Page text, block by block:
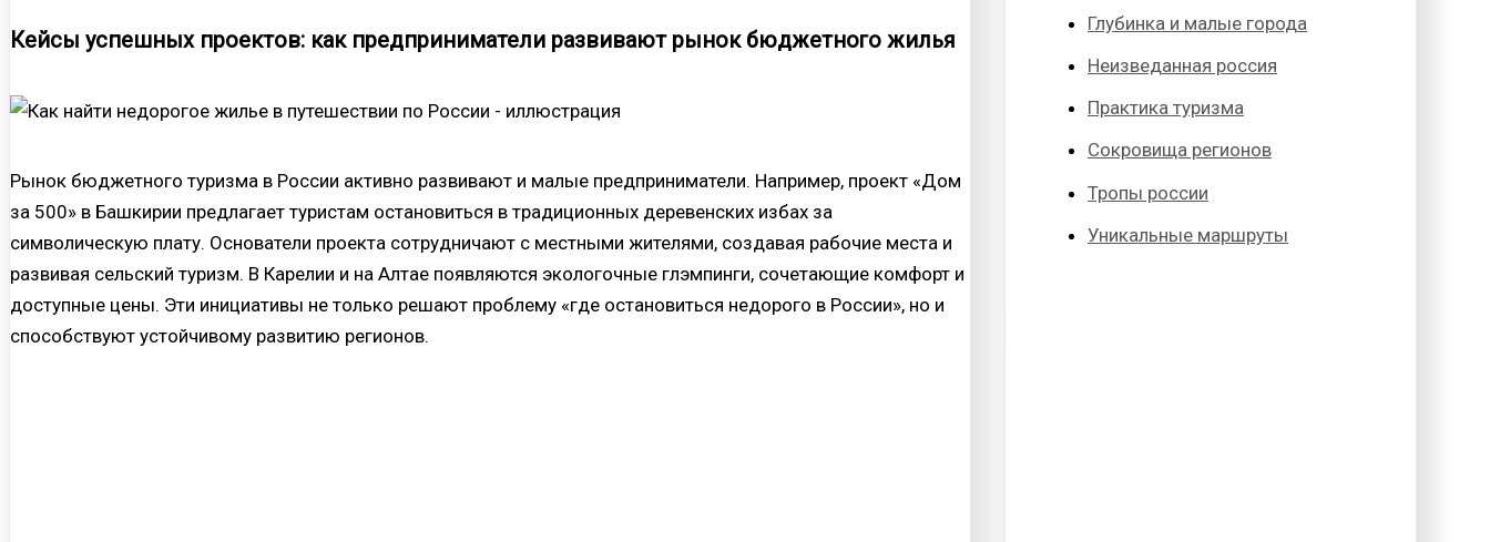
Кейсы успешных проектов: как предприниматели развивают рынок бюджетного жилья
Рынок бюджетного туризма в России активно развивают и малые предприниматели. Например, проект «Дом
за 500» в Башкирии предлагает туристам остановиться в традиционных деревенских избах за
символическую плату. Основатели проекта сотрудничают с местными жителями, создавая рабочие места и
развивая сельский туризм. В Карелии и на Алтае появляются экологочные глэмпинги, сочетающие комфорт и
доступные цены. Эти инициативы не только решают проблему «где остановиться недорого в России», но и
способствуют устойчивому развитию регионов.
Глубинка и малые города
Неизведанная россия
Практика туризма
Сокровища регионов
Тропы россии
Уникальные маршруты